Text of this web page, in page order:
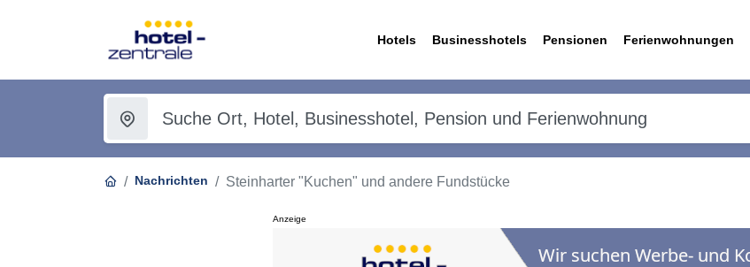
Hotels Businesshotels Pensionen Ferienwohnungen
Nachrichten Steinharter "Kuchen" und andere Fundstücke
Anzeige